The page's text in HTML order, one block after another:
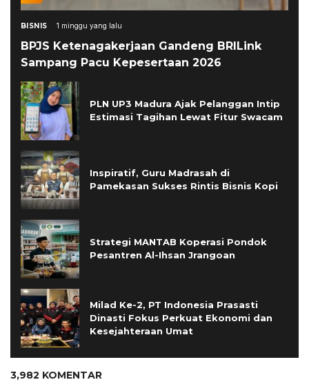
BISNIS 1 minggu yang lalu
BPJS Ketenagakerjaan Gandeng BRILink
Sampang Pacu Kepesertaan 2026
PLN UP3 Madura Ajak Pelanggan Intip
Estimasi Tagihan Lewat Fitur Swacam
Inspiratif, Guru Madrasah di
Pamekasan Sukses Rintis Bisnis Kopi
Strategi MANTAB Koperasi Pondok
Pesantren Al-Ihsan Jrangoan
Milad Ke-2, PT Indonesia Prasasti
Dinasti Fokus Perkuat Ekonomi dan
Kesejahteraan Umat
3,982 KOMENTAR